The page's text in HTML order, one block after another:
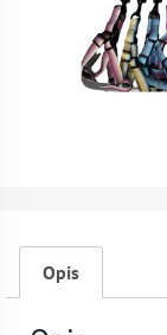
Opis